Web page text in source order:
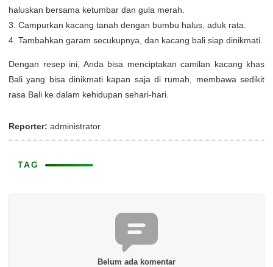
haluskan bersama ketumbar dan gula merah.
3. Campurkan kacang tanah dengan bumbu halus, aduk rata.
4. Tambahkan garam secukupnya, dan kacang bali siap dinikmati.
Dengan resep ini, Anda bisa menciptakan camilan kacang khas
Bali yang bisa dinikmati kapan saja di rumah, membawa sedikit
rasa Bali ke dalam kehidupan sehari-hari.
Reporter: administrator
TAG
Belum ada komentar